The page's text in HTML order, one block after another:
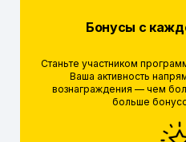
Бонусы с
Станьте участником
Ваша активность
вознаграждения — чем
больше